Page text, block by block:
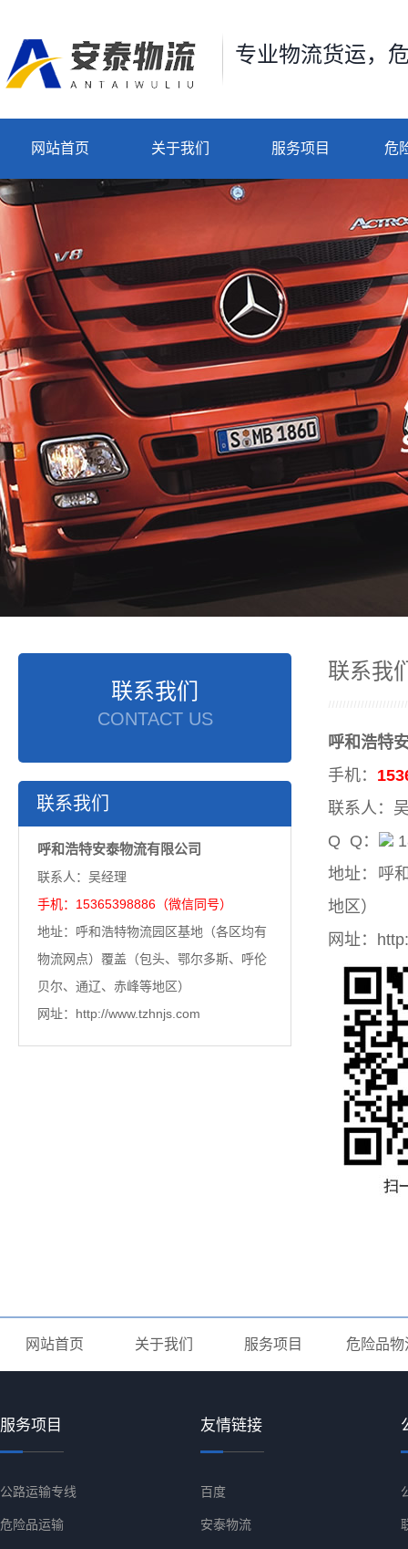
专业物流货运，
网站首页 关于我们 服务项目 危
联系我们
CONTACT US
联系我们
呼和浩特安泰物流有限公司
联系人：吴经理
手机：15365398886（微信同号）
地址：呼和浩特物流园区基地（各区均有
物流网点）覆盖（包头、鄂尔多斯、呼伦
贝尔、通辽、赤峰等地区）
网址：http://www.tzhnjs.com
联系我
呼和浩特
手机：
联系人：
Q Q：
地址：呼
地区）
网址：
网站首页 关于我们 服务项目 危险品物
服务项目
公路运输专线
危险品运输
友情链接
百度
安泰物流